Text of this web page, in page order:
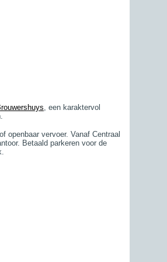
, een karaktervol
openbaar vervoer. Vanaf Centraal
Betaald parkeren voor de